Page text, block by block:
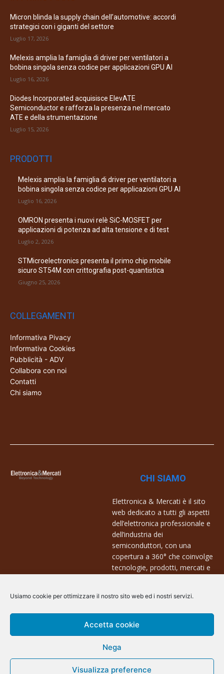
Usiamo cookie per ottimizzare il nostro sito web ed i nostri servizi.
Accetta cookie
Nega
Visualizza preference
Micron blinda la supply chain dell’automotive: accordi
strategici con i giganti del settore
Luglio 17, 2026
Melexis amplia la famiglia di driver per ventilatori a
bobina singola senza codice per applicazioni GPU AI
Luglio 16, 2026
Diodes Incorporated acquisisce ElevATE
Semiconductor e rafforza la presenza nel mercato
ATE e della strumentazione
Luglio 15, 2026
PRODOTTI
Melexis amplia la famiglia di driver per ventilatori a
bobina singola senza codice per applicazioni GPU AI
Luglio 16, 2026
OMRON presenta i nuovi relè SiC-MOSFET per
applicazioni di potenza ad alta tensione e di test
Luglio 2, 2026
STMicroelectronics presenta il primo chip mobile
sicuro ST54M con crittografia post-quantistica
Giugno 25, 2026
COLLEGAMENTI
Informativa Pivacy
Informativa Cookies
Pubblicità - ADV
Collabora con noi
Contatti
Chi siamo
CHI SIAMO
Elettronica & Mercati è il sito
web dedicato a tutti gli aspetti
dell’elettronica professionale e
dell’industria dei
semiconduttori, con una
copertura a 360° che coinvolge
tecnologie, prodotti, mercati e
Contatti:
info@arscommunication.it
@ArsCommunication 2023